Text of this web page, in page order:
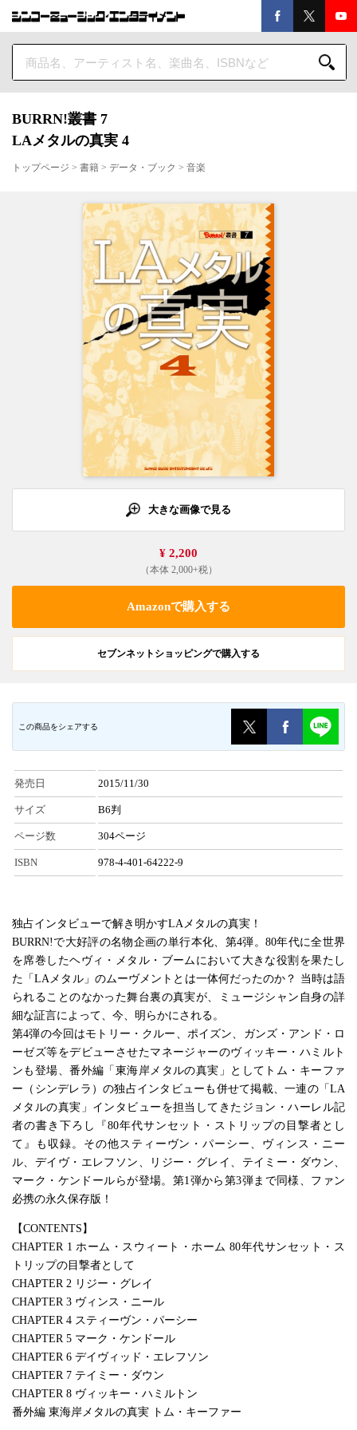
BURRN!叢書 7
LAメタルの真実 4
トップページ > 書籍 > データ・ブック > 音楽
大きな画像で見る
¥ 2,200
（本体 2,000+税）
Amazonで購入する
セブンネットショッピングで購入する
この商品をシェアする
発売日 2015/11/30
サイズ B6判
ページ数 304ページ
ISBN 978-4-401-64222-9
独占インタビューで解き明かすLAメタルの真実！
BURRN!で大好評の名物企画の単行本化、第4弾。80年代に全世界
を席巻したヘヴィ・メタル・ブームにおいて大きな役割を果たし
た「LAメタル」のムーヴメントとは一体何だったのか？ 当時は語
られることのなかった舞台裏の真実が、ミュージシャン自身の詳
細な証言によって、今、明らかにされる。
第4弾の今回はモトリー・クルー、ポイズン、ガンズ・アンド・ロ
ーゼズ等をデビューさせたマネージャーのヴィッキー・ハミルト
ンも登場、番外編「東海岸メタルの真実」としてトム・キーファ
ー（シンデレラ）の独占インタビューも併せて掲載、一連の「LA
メタルの真実」インタビューを担当してきたジョン・ハーレル記
者の書き下ろし『80年代サンセット・ストリップの目撃者とし
て』も収録。その他スティーヴン・パーシー、ヴィンス・ニー
ル、デイヴ・エレフソン、リジー・グレイ、テイミー・ダウン、
マーク・ケンドールらが登場。第1弾から第3弾まで同様、ファン
必携の永久保存版！
【CONTENTS】
CHAPTER 1 ホーム・スウィート・ホーム 80年代サンセット・ス
トリップの目撃者として
CHAPTER 2 リジー・グレイ
CHAPTER 3 ヴィンス・ニール
CHAPTER 4 スティーヴン・パーシー
CHAPTER 5 マーク・ケンドール
CHAPTER 6 デイヴィッド・エレフソン
CHAPTER 7 テイミー・ダウン
CHAPTER 8 ヴィッキー・ハミルトン
番外編 東海岸メタルの真実 トム・キーファー